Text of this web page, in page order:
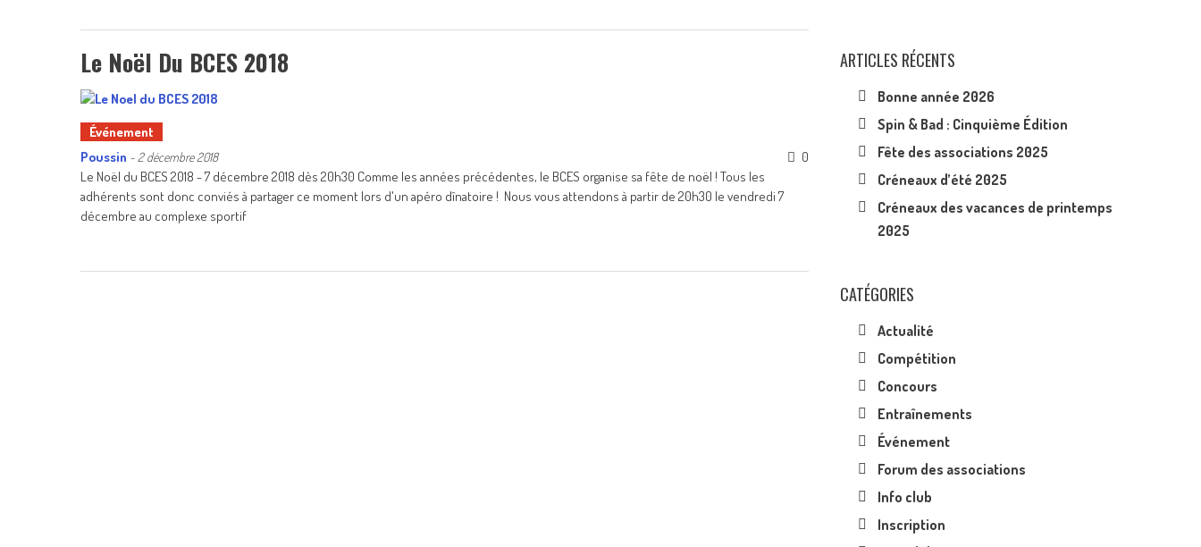
Le Noël Du BCES 2018
Événement
Poussin - 2 décembre 2018
0
Le Noël du BCES 2018 - 7 décembre 2018 dès 20h30 Comme les années précédentes, le BCES organise sa fête de noël ! Tous les
adhérents sont donc conviés à partager ce moment lors d'un apéro dînatoire ! Nous vous attendons à partir de 20h30 le vendredi 7
décembre au complexe sportif
ARTICLES RÉCENTS
Bonne année 2026
Spin & Bad : Cinquième Édition
Fête des associations 2025
Créneaux d’été 2025
Créneaux des vacances de printemps
2025
CATÉGORIES
Actualité
Compétition
Concours
Entraînements
Événement
Forum des associations
Info club
Inscription